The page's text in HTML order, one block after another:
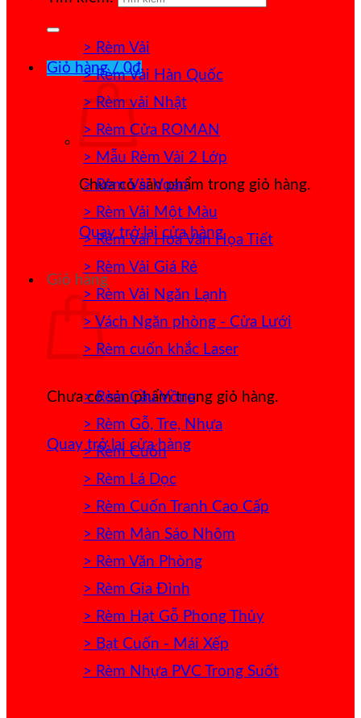
Giỏ hàng /0₫
Chưa có sản phẩm trong giỏ hàng.
Quay trở lại cửa hàng
Giỏ hàng
Chưa có sản phẩm trong giỏ hàng.
Quay trở lại cửa hàng
> Rèm Vải
> Rèm Vải Hàn Quốc
> Rèm vải Nhật
> Rèm Cửa ROMAN
> Mẫu Rèm Vải 2 Lớp
> Rèm Vải Voan
> Rèm Vải Một Màu
> Rèm Vải Hoa Văn Họa Tiết
> Rèm Vải Giá Rẻ
> Rèm Vải Ngăn Lạnh
> Vách Ngăn phòng - Cửa Lưới
> Rèm cuốn khắc Laser
> Rèm Cầu Vồng
> Rèm Gỗ, Tre, Nhựa
> Rèm Cuốn
> Rèm Lá Dọc
> Rèm Cuốn Tranh Cao Cấp
> Rèm Màn Sáo Nhôm
> Rèm Văn Phòng
> Rèm Gia Đình
> Rèm Hạt Gỗ Phong Thủy
> Bạt Cuốn - Mái Xếp
> Rèm Nhựa PVC Trong Suốt